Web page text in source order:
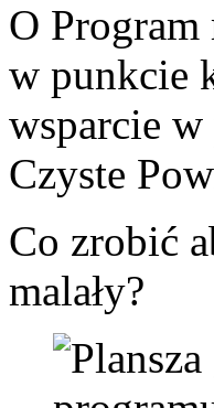
O Program
w punkcie
wsparcie
Czyste
Co zrobić
malały?